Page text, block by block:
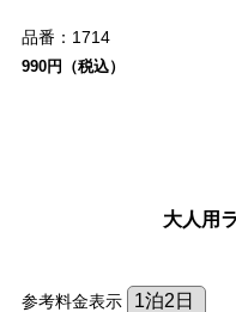
品番： 1714
990円（税込）
大人用
参考料金表示